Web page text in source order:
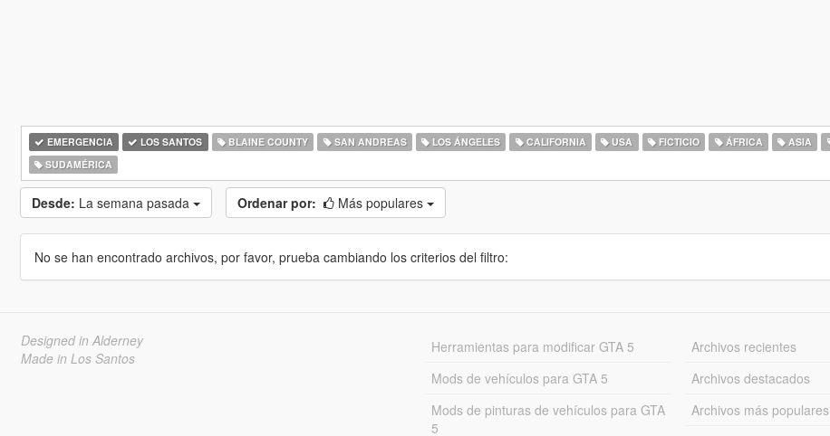
EMERGENCIA LOS SANTOS BLAINE COUNTY SAN ANDREAS LOS ÁNGELES CALIFORNIA USA FICTICIO ÁFRICA ASIA
SUDAMÉRICA
Desde: La semana pasada Ordenar por: Más populares
No se han encontrado archivos, por favor, prueba cambiando los criterios del filtro:
Designed in Alderney
Made in Los Santos
Herramientas para modificar GTA 5
Mods de vehículos para GTA 5
Mods de pinturas de vehículos para GTA
5
Archivos recientes
Archivos destacados
Archivos más populares